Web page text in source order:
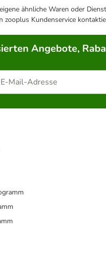
ähnliche Waren oder
Kundenservice
Angebote,